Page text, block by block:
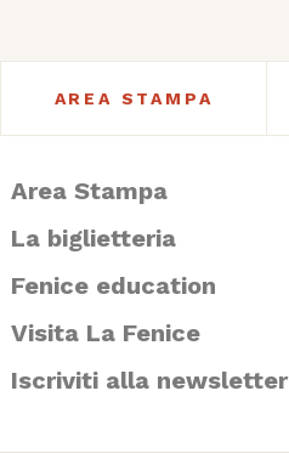
AREA STAMPA
Area Stampa
La biglietteria
Fenice education
Visita La Fenice
Iscriviti alla newsletter